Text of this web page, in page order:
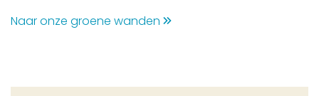
Naar onze groene wanden